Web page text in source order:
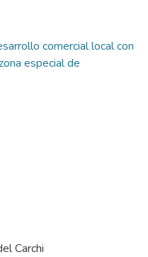
comercial local con
especial de
Carchi